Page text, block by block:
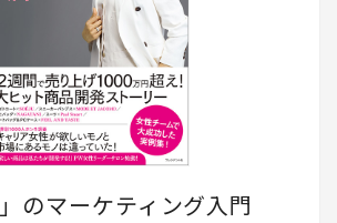
のマーケティング入門